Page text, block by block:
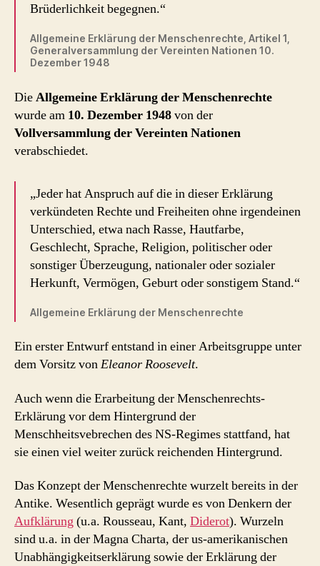
Brüderlichkeit begegnen.“
Allgemeine Erklärung der Menschenrechte, Artikel 1,
Generalversammlung der Vereinten Nationen 10.
Dezember 1948
DieAllgemeine Erklärung der Menschenrechte
wurde am 10. Dezember 1948von der
Vollversammlung der Vereinten Nationen
verabschiedet.
„Jeder hat Anspruch auf die in dieser Erklärung
verkündeten Rechte und Freiheiten ohne irgendeinen
Unterschied, etwa nach Rasse, Hautfarbe,
Geschlecht, Sprache, Religion, politischer oder
sonstiger Überzeugung, nationaler oder sozialer
Herkunft, Vermögen, Geburt oder sonstigem Stand.“
Allgemeine Erklärung der Menschenrechte
Ein erster Entwurf entstand in einer Arbeitsgruppe unter
dem Vorsitz vonEleanor Roosevelt.
Auch wenn die Erarbeitung der Menschenrechts-
Erklärung vor dem Hintergrund der
Menschheitsvebrechen des NS-Regimes stattfand, hat
sie einen viel weiter zurück reichenden Hintergrund.
Das Konzept der Menschenrechte wurzelt bereits in der
Antike. Wesentlich geprägt wurde es von Denkern der
Aufklärung(u.a. Rousseau, Kant, Diderot). Wurzeln
sind u.a. in der Magna Charta, der us-amerikanischen
Unabhängigkeitserklärung sowie der Erklärung der